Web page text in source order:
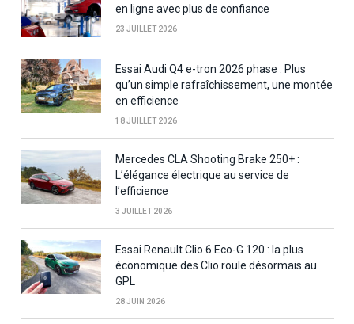
en ligne avec plus de confiance
23 JUILLET 2026
Essai Audi Q4 e-tron 2026 phase : Plus
qu’un simple rafraîchissement, une montée
en efficience
18 JUILLET 2026
Mercedes CLA Shooting Brake 250+ :
L’élégance électrique au service de
l’efficience
3 JUILLET 2026
Essai Renault Clio 6 Eco-G 120 : la plus
économique des Clio roule désormais au
GPL
28 JUIN 2026